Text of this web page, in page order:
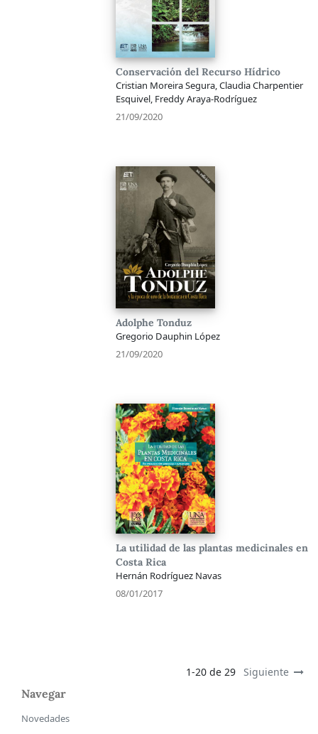
Conservación del Recurso Hídrico
Cristian Moreira Segura, Claudia Charpentier
Esquivel, Freddy Araya-Rodríguez
21/09/2020
Adolphe Tonduz
Gregorio Dauphin López
21/09/2020
La utilidad de las plantas medicinales en
Costa Rica
Hernán Rodríguez Navas
08/01/2017
1-20 de 29 Siguiente
Navegar
Novedades